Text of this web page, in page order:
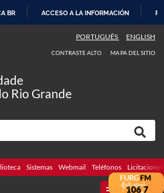
CONTENIDO
BR ACCESO A LA INFORMACIÓN
PORTUGUÊS ENGLISH
CONTRASTE ALTO MAPA DEL SITIO
Rio Grande
Sistemas Webmail Teléfonos Licitaciones
MENU